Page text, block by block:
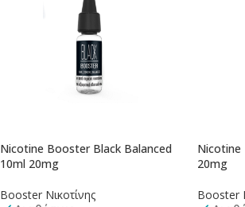
Nicotine Booster Black Balanced
10ml 20mg
Booster Νικοτίνης
Nicotine
20mg
Booster